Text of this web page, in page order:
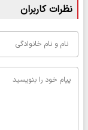
نظرات کاربران